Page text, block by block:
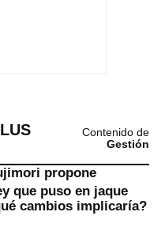
Contenido de
Gestión
propone
que puso en jaque
cambios implicaría?